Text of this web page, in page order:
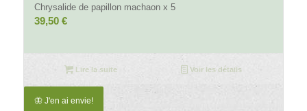
Chrysalide de papillon machaon x 5
39,50 €
Lire la suite Voir les détails
🦋 J'en ai envie!